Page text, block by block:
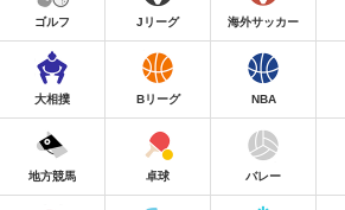
ゴルフ Jリーグ 海外サッカー
大相撲 Bリーグ NBA
地方競馬 卓球 バレー